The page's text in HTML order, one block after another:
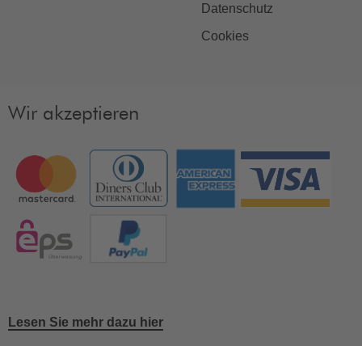
Datenschutz
Cookies
Wir akzeptieren
Lesen Sie mehr dazu hier